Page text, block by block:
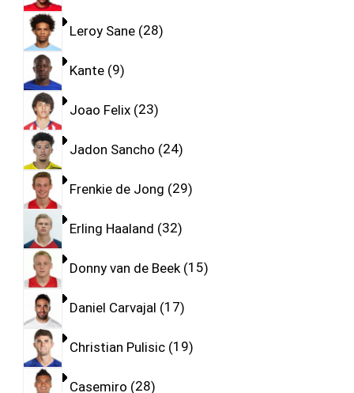
Leroy Sane 28
Kante 9
Joao Felix 23
Jadon Sancho 24
Frenkie de Jong 29
Erling Haaland 32
Donny van de Beek 15
Daniel Carvajal 17
Christian Pulisic 19
Casemiro 28